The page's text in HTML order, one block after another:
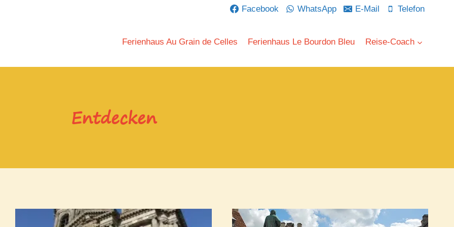
Facebook WhatsApp E-Mail Telefon
Ferienhaus Au Grain de Celles Ferienhaus Le Bourdon Bleu Reise-Coach
Entdecken